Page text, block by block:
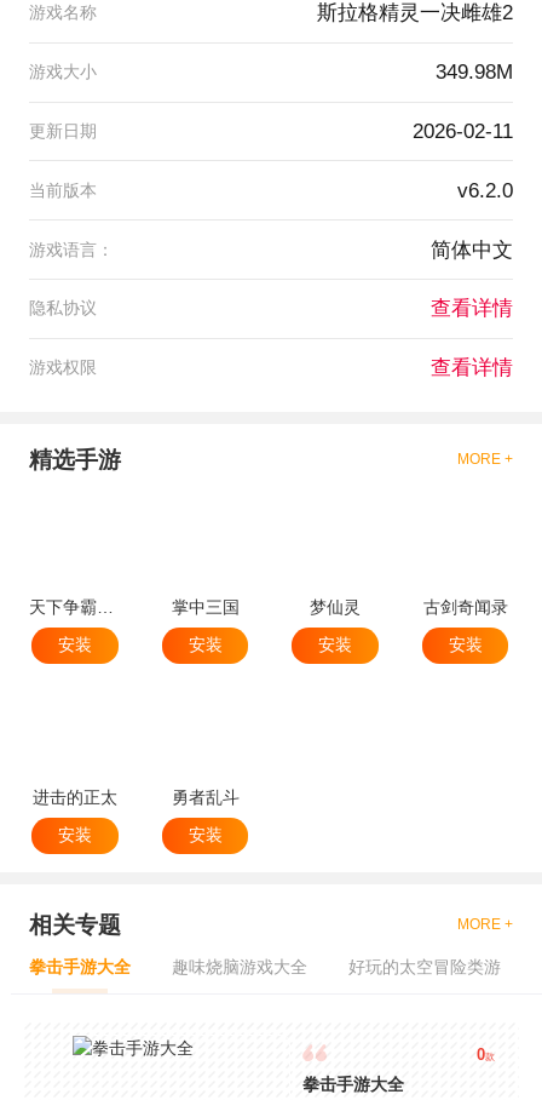
游戏名称 斯拉格精灵一决雌雄2
游戏大小 349.98M
更新日期 2026-02-11
当前版本 v6.2.0
游戏语言： 简体中文
隐私协议 查看详情
游戏权限 查看详情
精选手游 MORE +
天下争霸三国志
安装
掌中三国
安装
梦仙灵
安装
古剑奇闻录
安装
进击的正太
安装
勇者乱斗
安装
相关专题 MORE +
拳击手游大全 趣味烧脑游戏大全 好玩的太空冒险类游
0款
拳击手游大全